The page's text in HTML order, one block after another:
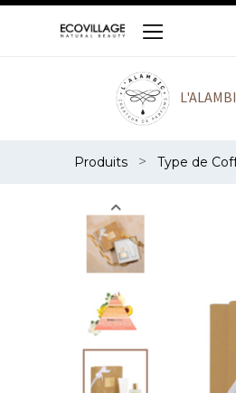
Produits Type de